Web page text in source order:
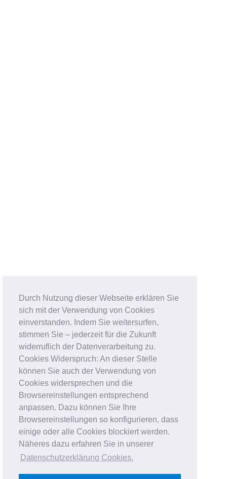
Durch Nutzung dieser Webseite erklären Sie
sich mit der Verwendung von Cookies
einverstanden. Indem Sie weitersurfen,
stimmen Sie – jederzeit für die Zukunft
widerruflich der Datenverarbeitung zu.
Cookies Widerspruch: An dieser Stelle
können Sie auch der Verwendung von
Cookies widersprechen und die
Browsereinstellungen entsprechend
anpassen. Dazu können Sie Ihre
Browsereinstellungen so konfigurieren, dass
einige oder alle Cookies blockiert werden.
Näheres dazu erfahren Sie in unserer
Datenschutzerklärung Cookies.